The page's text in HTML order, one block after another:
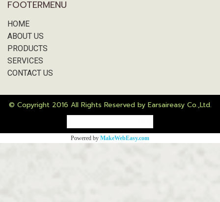
FOOTERMENU
HOME
ABOUT US
PRODUCTS
SERVICES
CONTACT US
© Copyright 2016 All Rights Reserved by Earsaireasy Co.,Ltd.
Powered by MakeWebEasy.com